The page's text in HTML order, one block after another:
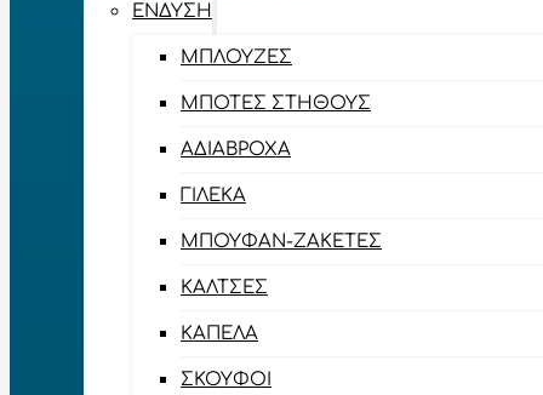
ΈΝΔΥΣΗ
ΜΠΛΟΎΖΕΣ
ΜΠΌΤΕΣ ΣΤΉΘΟΥΣ
ΑΔΙΆΒΡΟΧΑ
ΓΙΛΈΚΑ
ΜΠΟΥΦΆΝ-ΖΑΚΈΤΕΣ
ΚΆΛΤΣΕΣ
ΚΑΠΈΛΑ
ΣΚΟΎΦΟΙ